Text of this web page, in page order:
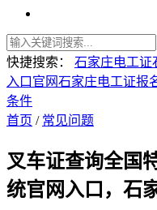
快捷搜索： 石家庄电工证
入口官网石家庄电工证报
条件
首页 / 常见问题
叉车证查询全国
统官网入口，石